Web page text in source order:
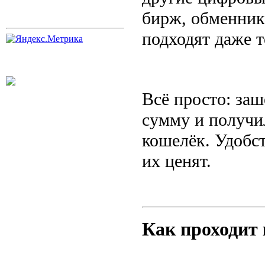
бирж,
подходят даже
Всё просто:
сумму и
кошелёк.
их ценят.
Как